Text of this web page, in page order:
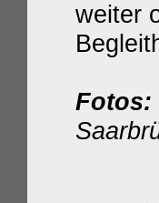
weiter
Fotos: